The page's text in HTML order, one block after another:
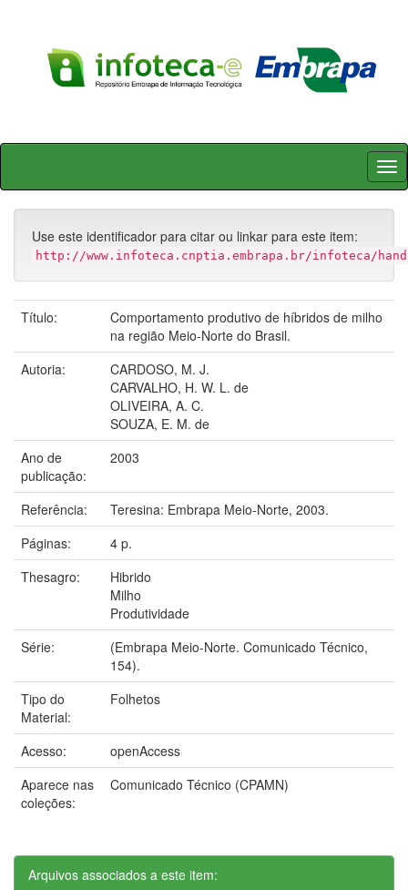
Skip
Use este identificador para citar ou linkar para este item:
http://www.infoteca.cnptia.embrapa.br/infoteca/
Título:
Comportamento produtivo de híbridos de milho
na região Meio-Norte do Brasil.
Autoria:
CARDOSO, M. J.
CARVALHO, H. W. L. de
OLIVEIRA, A. C.
SOUZA, E. M. de
Ano de
publicação:
2003
Referência:
Teresina: Embrapa Meio-Norte, 2003.
Páginas:
4 p.
Thesagro:
Hibrido
Milho
Produtividade
Série:
(Embrapa Meio-Norte. Comunicado Técnico,
154).
Tipo do
Material:
Folhetos
Acesso:
openAccess
Aparece nas
coleções:
Comunicado Técnico (CPAMN)
Arquivos associados a este item: